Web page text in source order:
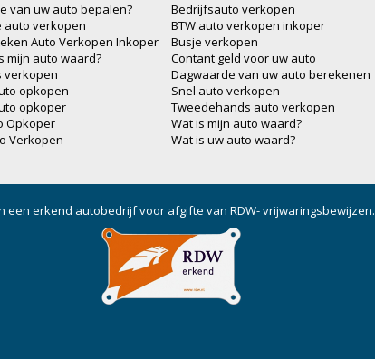
van uw auto bepalen?
auto verkopen
Auto Verkopen Inkoper
mijn auto waard?
verkopen
opkopen
opkoper
Opkoper
Verkopen
Bedrijfsauto verkopen
BTW auto verkopen inkoper
Busje verkopen
Contant geld voor uw auto
Dagwaarde van uw auto berekenen
Snel auto verkopen
Tweedehands auto verkopen
Wat is mijn auto waard?
Wat is uw auto waard?
een erkend autobedrijf voor afgifte van RDW- vrijwaringsbewijzen.